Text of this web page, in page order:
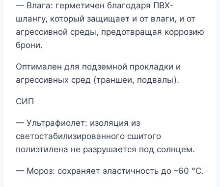
— Влага: герметичен благодаря ПВХ-
шлангу, который защищает и от влаги, и от
агрессивной среды, предотвращая коррозию
брони.
Оптимален для подземной прокладки и
агрессивных сред (траншеи, подвалы).
СИП
— Ультрафиолет: изоляция из
светостабилизированного сшитого
полиэтилена не разрушается под солнцем.
— Мороз: сохраняет эластичность до –60 °С.